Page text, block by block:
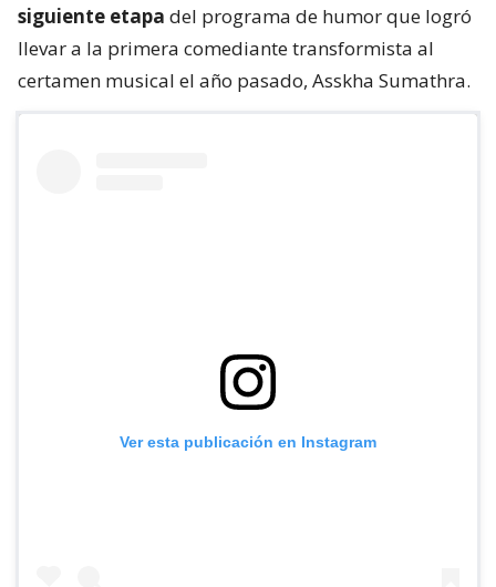
siguiente etapa del programa de humor que logró
llevar a la primera comediante transformista al
certamen musical el año pasado, Asskha Sumathra.
Ver esta publicación en Instagram